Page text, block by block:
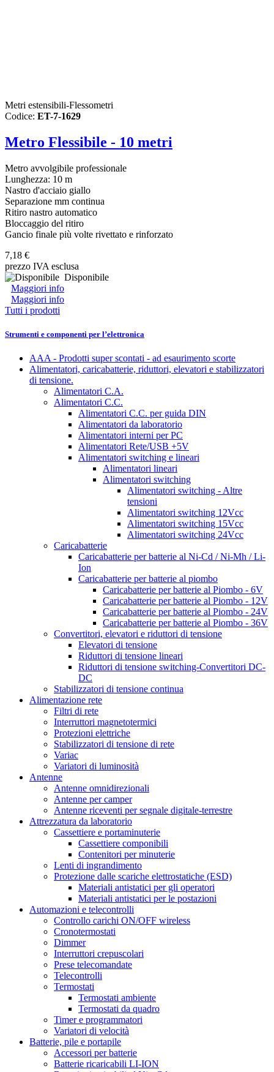
Metri estensibili-Flessometri
Codice: ET-7-1629
Metro Flessibile - 10 metri
Metro avvolgibile professionale
Lunghezza: 10 m
Nastro d'acciaio giallo
Separazione mm continua
Ritiro nastro automatico
Bloccaggio del ritiro
Gancio finale più volte rivettato e rinforzato
7,18 €
prezzo IVA esclusa
Disponibile
Maggiori info
Maggiori info
Tutti i prodotti
Strumenti e componenti per l’elettronica
AAA - Prodotti super scontati - ad esaurimento scorte
Alimentatori, caricabatterie, riduttori, elevatori e stabilizzatori
di tensione.
Alimentatori C.A.
Alimentatori C.C.
Alimentatori C.C. per guida DIN
Alimentatori da laboratorio
Alimentatori interni per PC
Alimentatori Rete/USB +5V
Alimentatori switching e lineari
Alimentatori lineari
Alimentatori switching
Alimentatori switching - Altre
tensioni
Alimentatori switching 12Vcc
Alimentatori switching 15Vcc
Alimentatori switching 24Vcc
Caricabatterie
Caricabatterie per batterie al Ni-Cd / Ni-Mh / Li-
Ion
Caricabatterie per batterie al piombo
Caricabatterie per batterie al Piombo - 6V
Caricabatterie per batterie al Piombo - 12V
Caricabatterie per batterie al Piombo - 24V
Caricabatterie per batterie al Piombo - 36V
Convertitori, elevatori e riduttori di tensione
Elevatori di tensione
Riduttori di tensione lineari
Riduttori di tensione switching-Convertitori DC-
DC
Stabilizzatori di tensione continua
Alimentazione rete
Filtri di rete
Interruttori magnetotermici
Protezioni elettriche
Stabilizzatori di tensione di rete
Variac
Variatori di luminosità
Antenne
Antenne omnidirezionali
Antenne per camper
Antenne riceventi per segnale digitale-terrestre
Attrezzatura da laboratorio
Cassettiere e portaminuterie
Cassettiere componibili
Contenitori per minuterie
Lenti di ingrandimento
Protezione dalle scariche elettrostatiche (ESD)
Materiali antistatici per gli operatori
Materiali antistatici per le postazioni
Automazioni e telecontrolli
Controllo carichi ON/OFF wireless
Cronotermostati
Dimmer
Interruttori crepuscolari
Prese telecomandate
Telecontrolli
Termostati
Termostati ambiente
Termostati da quadro
Timer e programmatori
Variatori di velocità
Batterie, pile e portapile
Accessori per batterie
Batterie ricaricabili LI-ION